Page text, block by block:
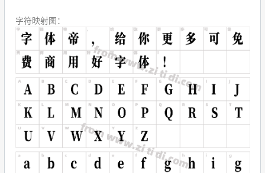
字符映射图：